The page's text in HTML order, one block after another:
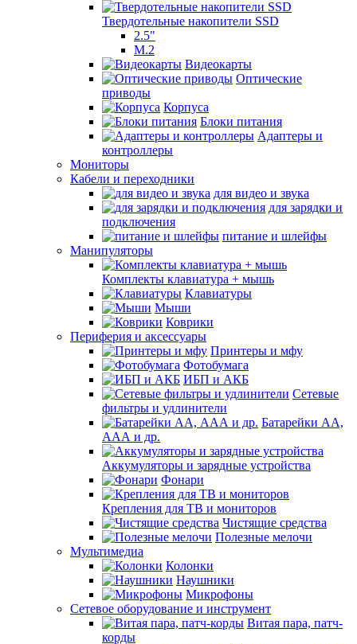
Твердотельные накопители SSD
2.5"
M.2
Видеокарты
Оптические
приводы
Корпуса
Блоки питания
Адаптеры и
контроллеры
Мониторы
Кабели и переходники
для видео и звука
для зарядки и
подключения
питание и шлейфы
Манипуляторы
Комплекты клавиатура + мышь
Клавиатуры
Мыши
Коврики
Периферия и аксессуары
Принтеры и мфу
Фотобумага
ИБП и АКБ
Сетевые
фильтры и удлинители
Батарейки АА,
ААА и др.
Аккумуляторы и зарядные устройства
Фонари
Крепления для ТВ и мониторов
Чистящие средства
Полезные мелочи
Мультимедиа
Колонки
Наушники
Микрофоны
Сетевое оборудование и инструмент
Витая пара, патч-
корды